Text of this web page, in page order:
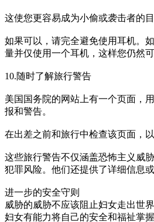
这使您更容易成为小偷或袭击者的目
如果可以，请完全避免使用耳机。
量并仅使用一个耳机，这样您仍然
10.随时了解旅行警告
美国国务院的网站上有一个页面，
报和警告。
在出差之前和旅行中检查该页面，
这些旅行警告不仅涵盖恐怖主义威
犯罪风险。他们还提供了详细信息
进一步的安全守则
威胁的威胁不应该阻止妇女走出世
妇女有能力将自己的安全和福祉掌握